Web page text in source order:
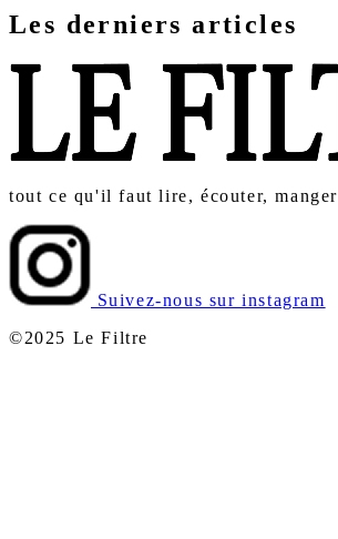
Les derniers articles
tout ce qu'il faut lire, écouter, manger
Suivez-nous sur instagram
©2025 Le Filtre